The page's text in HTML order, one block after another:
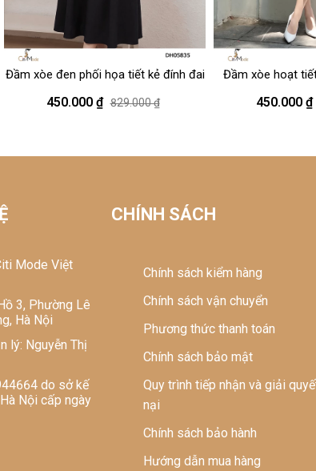
Đầm xòe đen phối họa tiết kẻ đính đai
450.000 ₫ 829.000 ₫
Đầm xòe hoạt
450.000 ₫
CHÍNH SÁCH
Chính sách kiểm hàng
Chính sách vận chuyển
Phương thức thanh toán
Chính sách bảo mật
Quy trình tiếp nhận và giải
nại
Chính sách bảo hành
Hướng dẫn mua hàng
Mode Việt
3, Phường Lê
Hà Nội
lý: Nguyễn Thị
do sở kế
Nội cấp ngày